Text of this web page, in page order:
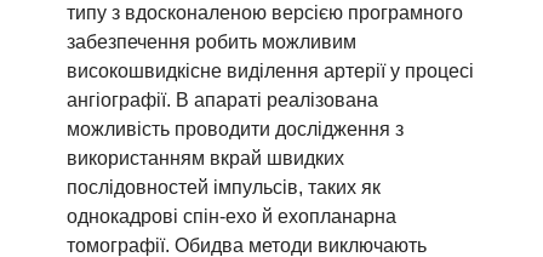
типу з вдосконаленою версією програмного
забезпечення робить можливим
високошвидкісне виділення артерії у процесі
ангіографії. В апараті реалізована
можливість проводити дослідження з
використанням вкрай швидких
послідовностей імпульсів, таких як
однокадрові спін-ехо й ехопланарна
томографії. Обидва методи виключають